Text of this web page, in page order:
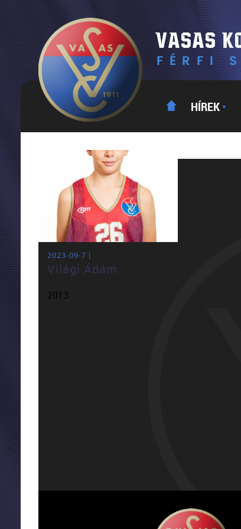
HÍREK ▼
2023-09-7 |
Világi Ádám
2013